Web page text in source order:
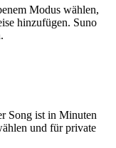
Modus wählen,
hinzufügen. Suno
Song ist in Minuten
und für private